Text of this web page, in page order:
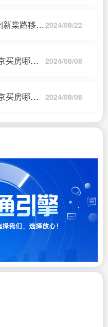
棠路移民 2024/08/22
买房哪个
2024/08/08
买房哪个
2024/08/08